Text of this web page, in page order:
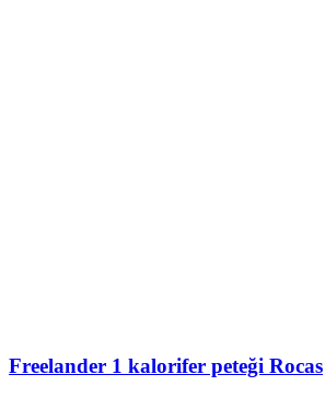
Freelander 1 kalorifer peteği Rocas